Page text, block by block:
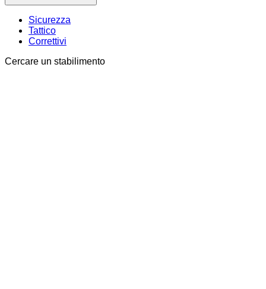
Sicurezza
Tattico
Correttivi
Cercare un stabilimento